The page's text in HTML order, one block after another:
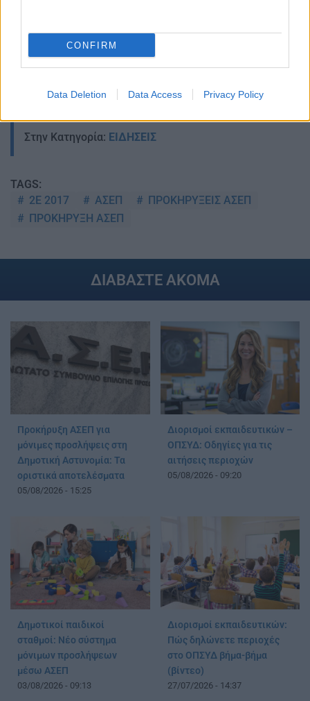
CONFIRM
Data Deletion Data Access Privacy Policy
Στην Κατηγορία: ΕΙΔΗΣΕΙΣ
TAGS:
2Ε 2017
ΑΣΕΠ
ΠΡΟΚΗΡΥΞΕΙΣ ΑΣΕΠ
ΠΡΟΚΗΡΥΞΗ ΑΣΕΠ
ΔΙΑΒΑΣΤΕ ΑΚΟΜΑ
Προκήρυξη ΑΣΕΠ για
μόνιμες προσλήψεις στη
Δημοτική Αστυνομία: Τα
οριστικά αποτελέσματα
05/08/2026 - 15:25
Διορισμοί εκπαιδευτικών –
ΟΠΣΥΔ: Οδηγίες για τις
αιτήσεις περιοχών
05/08/2026 - 09:20
Δημοτικοί παιδικοί
σταθμοί: Νέο σύστημα
μόνιμων προσλήψεων
μέσω ΑΣΕΠ
03/08/2026 - 09:13
Διορισμοί εκπαιδευτικών:
Πώς δηλώνετε περιοχές
στο ΟΠΣΥΔ βήμα-βήμα
(βίντεο)
27/07/2026 - 14:37